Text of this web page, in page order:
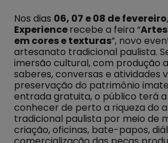
Nos dias 06, 07 e 08 de fevereiro
Experiencerecebe a feira “
em cores e texturas”, novo
artesanato tradicional paulista.
imersão cultural, com produção
saberes, conversas e atividades
preservação do patrimônio
entrada gratuita, o público terá
conhecer de perto a riqueza do
tradicional paulista por meio de
criação, oficinas, bate-papos,